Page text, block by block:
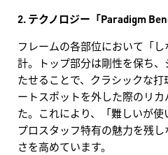
2. テクノロジー「Paradigm
フレームの各部位において「
計。トップ部分は剛性を保ち
たせることで、クラシックな
ートスポットを外した際のリ
た。これにより、「難しいが
プロスタッフ特有の魅力を残
さを高めています。